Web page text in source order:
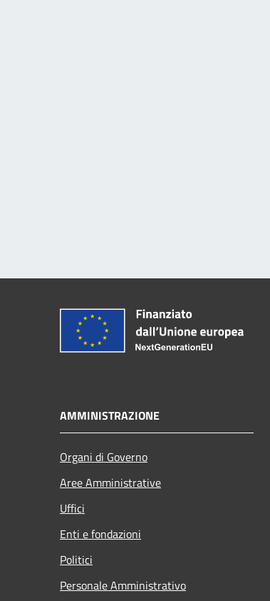
AMMINISTRAZIONE
Organi di Governo
Aree Amministrative
Uffici
Enti e fondazioni
Politici
Personale Amministrativo